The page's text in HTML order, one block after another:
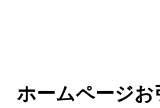
ホームページお